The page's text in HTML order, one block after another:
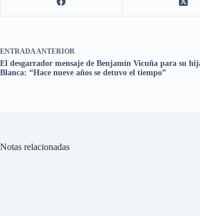
ENTRADAANTERIOR
El desgarrador mensaje de Benjamín Vicuña para su
Blanca: “Hace nueve años se detuvo el tiempo”
Notas relacionadas